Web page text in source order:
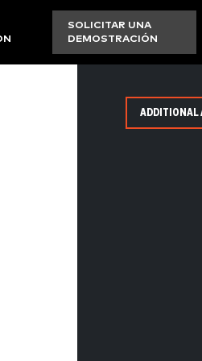
SOLICITAR UNA
DEMOSTRACIÓN
ADDITIONAL